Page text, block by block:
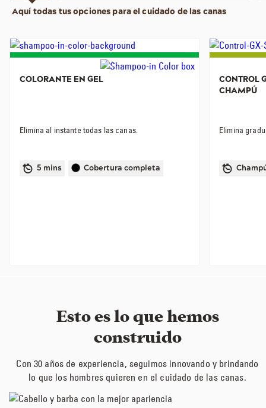
Aquí todas tus opciones para el cuidado de las canas
COLORANTE EN GEL
Elimina al instante todas las canas.
5 mins Cobertura completa
CONTROL
CHAMPÚ
Elimina
Esto es lo que hemos
construido
Con 30 años de experiencia, seguimos innovando y brindando
lo que los hombres quieren en el cuidado de las canas.